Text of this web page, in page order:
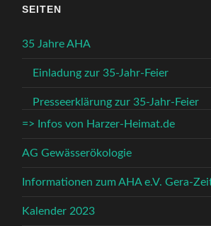
SEITEN
35 Jahre AHA
Einladung zur 35-Jahr-Feier
Presseerklärung zur 35-Jahr-Feier
=> Infos von Harzer-Heimat.de
AG Gewässerökologie
Informationen zum AHA e.V. Gera-
Kalender 2023